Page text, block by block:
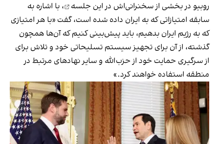
روبیو دربخشی از سخنرانی‌اش در این جلسه
، با اشاره به
سابقه امتیازاتی که به ایران داده شده است، گفت «با هر امتیازی
که به رژیم ایران بدهیم، باید پیش‌بینی کنیم که آن‌ها همچون
گذشته، از آن برای تجهیز سیستم‌ تسلیحاتی خود و تلاش برای
از سرگیری حمایت خود از حزب‌الله و سایر نهادهای مرتبط در
منطقه استفاده خواهند کرد.»